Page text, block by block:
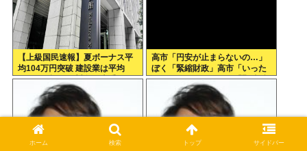
【上級国民速報】夏ボーナス平
均104万円突破 建設業は平均
200万円超 なお対象は大手163
社93万人、全就業者の1%強
高市「円安が止まらないの…」
ぼく「緊縮財政」高市「いった
いどうすれば…」ぼく「緊縮財
政」高市「そうだわ！日銀砲
よ！」
ホーム 検索 トップ サイドバー